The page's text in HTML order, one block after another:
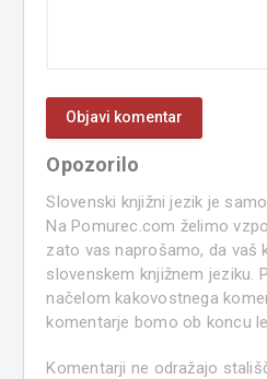
Opozorilo
Slovenski knjižni jezik je
Na Pomurec.com želimo
zato vas naprošamo, da vaš
slovenskem knjižnem jeziku.
načelom kakovostnega
komentarje bomo ob koncu
Komentarji ne odražajo